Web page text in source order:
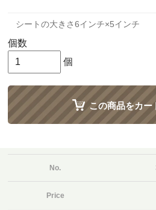
シートの大きさ6インチ×5インチ
個数
個
この商品をカー
No.
Price